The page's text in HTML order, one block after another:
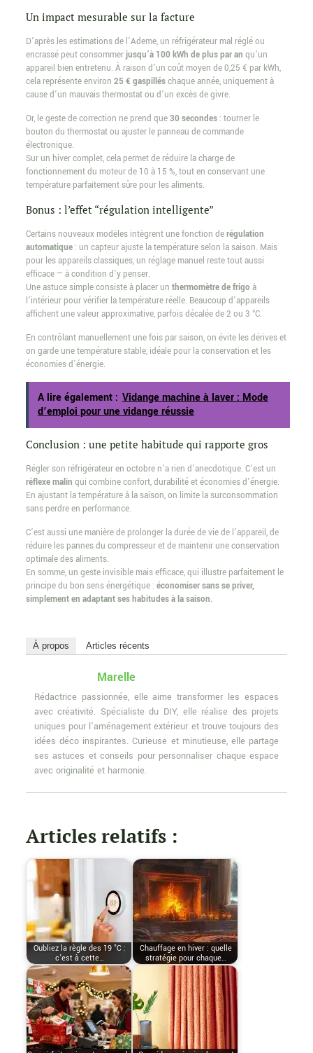
Un impact mesurable sur la facture
D’après les estimations de l’Ademe, un réfrigérateur mal réglé ou
encrassé peut consommerjusqu’à 100 kWh de plus par an qu’un
appareil bien entretenu. À raison d’un coût moyen de 0,25 € par kWh,
cela représente environ 25 € gaspilléschaque année, uniquement à
cause d’un mauvais thermostat ou d’un excès de givre.
Or, le geste de correction ne prend que30 secondes: tourner le
bouton du thermostat ou ajuster le panneau de commande
électronique.
Sur un hiver complet, cela permet de réduire la charge de
fonctionnement du moteur de 10 à 15 %, tout en conservant une
température parfaitement sûre pour les aliments.
Bonus : l’effet “régulation intelligente”
Certains nouveaux modèles intègrent une fonction derégulation
automatique: un capteur ajuste la température selon la saison. Mais
pour les appareils classiques, un réglage manuel reste tout aussi
efficace — à condition d’y penser.
Une astuce simple consiste à placer un thermomètre de frigo à
l’intérieur pour vérifier la température réelle. Beaucoup d’appareils
affichent une valeur approximative, parfois décalée de 2 ou 3 °C.
En contrôlant manuellement une fois par saison, on évite les dérives et
on garde une température stable, idéale pour la conservation et les
économies d’énergie.
A lire également : Vidange machine à laver : Mode
d’emploi pour une vidange réussie
Conclusion : une petite habitude qui rapporte gros
Régler son réfrigérateur en octobre n’a rien d’anecdotique. C’est un
réflexe malin qui combine confort, durabilité et économies d’énergie.
En ajustant la température à la saison, on limite la surconsommation
sans perdre en performance.
C’est aussi une manière de prolonger la durée de vie de l’appareil, de
réduire les pannes du compresseur et de maintenir une conservation
optimale des aliments.
En somme, un geste invisible mais efficace, qui illustre parfaitement le
principe du bon sens énergétique : économiser sans se priver,
simplement en adaptant ses habitudes à la saison.
À propos Articles récents
Marelle
Rédactrice passionnée, elle aime transformer les espaces
avec créativité. Spécialiste du DIY, elle réalise des projets
uniques pour l'aménagement extérieur et trouve toujours des
idées déco inspirantes. Curieuse et minutieuse, elle partage
ses astuces et conseils pour personnaliser chaque espace
avec originalité et harmonie.
Articles relatifs :
Oubliez la règle des 19 °C :
c’est à cette…
Chauffage en hiver : quelle
stratégie pour chaque…